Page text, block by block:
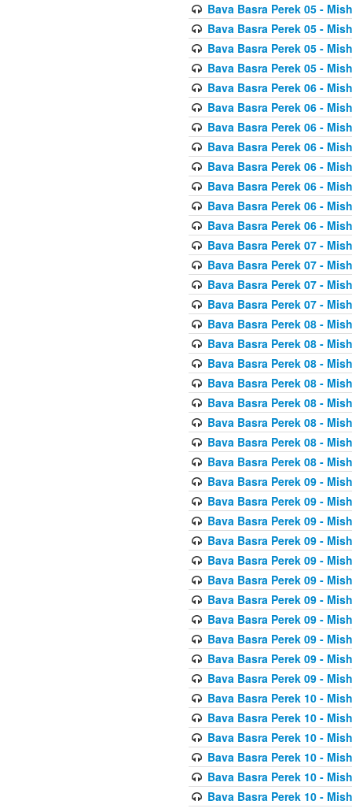
Bava Basra Perek 05 -
Bava Basra Perek 05 -
Bava Basra Perek 05 -
Bava Basra Perek 05 -
Bava Basra Perek 06 -
Bava Basra Perek 06 -
Bava Basra Perek 06 -
Bava Basra Perek 06 -
Bava Basra Perek 06 -
Bava Basra Perek 06 -
Bava Basra Perek 06 -
Bava Basra Perek 06 -
Bava Basra Perek 07 -
Bava Basra Perek 07 -
Bava Basra Perek 07 -
Bava Basra Perek 07 -
Bava Basra Perek 08 -
Bava Basra Perek 08 -
Bava Basra Perek 08 -
Bava Basra Perek 08 -
Bava Basra Perek 08 -
Bava Basra Perek 08 -
Bava Basra Perek 08 -
Bava Basra Perek 08 -
Bava Basra Perek 09 -
Bava Basra Perek 09 -
Bava Basra Perek 09 -
Bava Basra Perek 09 -
Bava Basra Perek 09 -
Bava Basra Perek 09 -
Bava Basra Perek 09 -
Bava Basra Perek 09 -
Bava Basra Perek 09 -
Bava Basra Perek 09 -
Bava Basra Perek 09 -
Bava Basra Perek 10 -
Bava Basra Perek 10 -
Bava Basra Perek 10 -
Bava Basra Perek 10 -
Bava Basra Perek 10 -
Bava Basra Perek 10 -